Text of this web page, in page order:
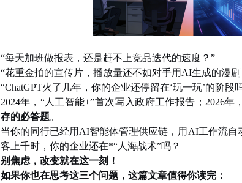
“每天加班做报表，还是赶不上竞品迭代的速度？”
“花重金拍的宣传片，播放量还不如对手用AI生成的漫剧
“ChatGPT火了几年，你的企业还停留在‘玩一玩’的阶段
2024年，“人工智能+”首次写入政府工作报告；2026年
存的必答题。
当你的同行已经用 AI智能体管理供应链，用AI工作流
客上千时，你的企业还在*“人海战术”吗？
别焦虑，改变就在这一刻！
如果你也在思考这三个问题，这篇文章值得你读完：